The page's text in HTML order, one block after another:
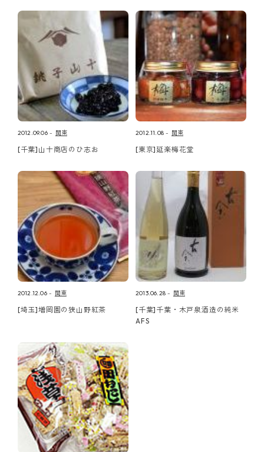
2012.09.06 関東
[千葉]山十商店のひ志お
2012.11.08 関東
[東京]延楽梅花堂
2012.12.06 関東
[埼玉]増岡園の狭山野紅茶
2013.06.28 関東
[千葉]千葉・木戸泉酒造の純米
AFS